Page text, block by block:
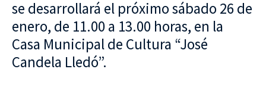
se desarrollará el próximo sábado 26 de
enero, de 11.00 a 13.00 horas, en la
Casa Municipal de Cultura “José
Candela Lledó”.